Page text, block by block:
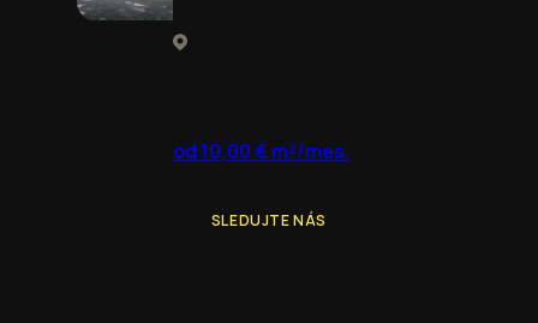
od 10,00 € m²/mes.
SLEDUJTE NÁS